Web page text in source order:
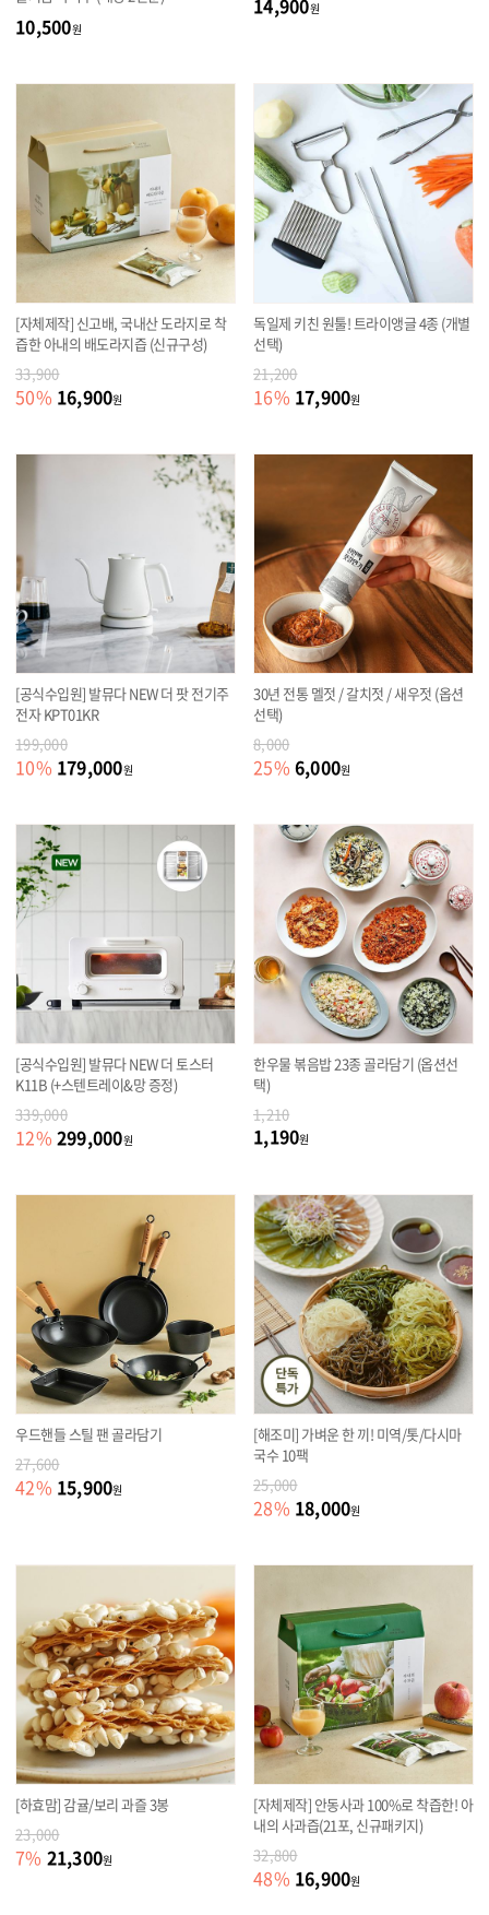
10,500원
14,900원
[자체제작] 신고배, 국내산 도라지로 착
즙한 아내의 배도라지즙 (신규구성)
33,900
50% 16,900원
독일제 키친 원툴! 트라이앵글 4종 (개별
선택)
21,200
16% 17,900원
[공식수입원] 발뮤다 NEW 더 팟 전기주
전자 KPT01KR
199,000
10% 179,000원
30년 전통 멜젓 / 갈치젓 / 새우젓 (옵션
선택)
8,000
25% 6,000원
[공식수입원] 발뮤다 NEW 더 토스터
K11B (+스텐트레이&망 증정)
339,000
12% 299,000원
한우물 볶음밥 23종 골라담기 (옵션선
택)
1,210
1,190원
우드핸들 스틸 팬 골라담기
27,600
42% 15,900원
[해조미] 가벼운 한 끼! 미역/톳/다시마
국수 10팩
25,000
28% 18,000원
[하효맘] 감귤/보리 과즐 3봉
23,000
7% 21,300원
[자체제작] 안동사과 100%로 착즙한! 아
내의 사과즙(21포, 신규패키지)
32,800
48% 16,900원